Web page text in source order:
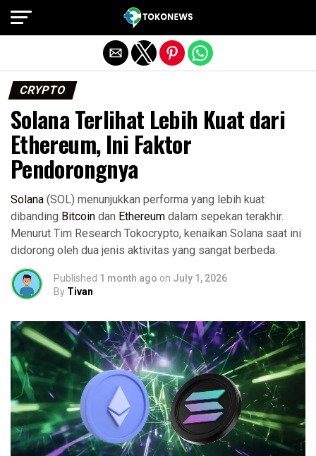
CRYPTO
Solana Terlihat Lebih Kuat dari
Ethereum, Ini Faktor
Pendorongnya
Solana (SOL) menunjukkan performa yang lebih kuat
dibanding Bitcoin dan Ethereum dalam sepekan terakhir.
Menurut Tim Research Tokocrypto, kenaikan Solana saat ini
didorong oleh dua jenis aktivitas yang sangat berbeda.
Published 1 month ago on July 1, 2026
By Tivan
Exit mobile version